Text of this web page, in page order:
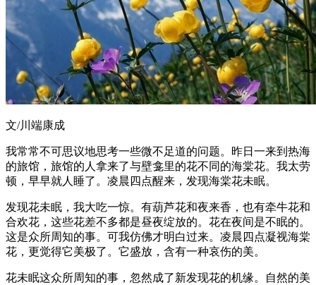
文/川端康成
我常常不可思议地思考一些微不足道的问题。昨日一来到热海
的旅馆，旅馆的人拿来了与壁龛里的花不同的海棠花。我太劳
顿，早早就人睡了。凌晨四点醒来，发现海棠花未眠。
发现花未眠，我大吃一惊。有葫芦花和夜来香，也有牵牛花和
合欢花，这些花差不多都是昼夜绽放的。花在夜间是不眠的。
这是众所周知的事。可我仿佛才明白过来。凌晨四点凝视海棠
花，更觉得它美极了。它盛放，含有一种哀伤的美。
花未眠这众所周知的事，忽然成了新发现花的机缘。自然的美